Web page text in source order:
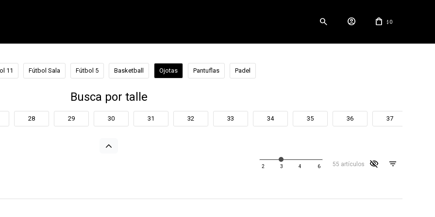
$ 0
11 Fútbol Sala Fútbol 5 Basketball Ojotas Pantuflas Padel
Busca por talle
28 29 30 31 32 33 34 35 36 37
55 artículos visibility_off